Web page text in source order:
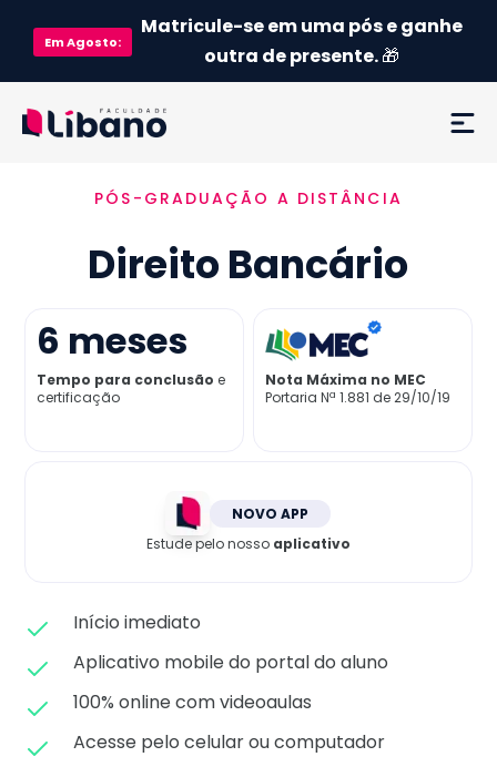
EmAgosto:
Matricule-se em uma pós e ganhe
outra de presente.🎁
Ementa
Como funciona
Credenciamento MEC
Preço
PÓS-GRADUAÇÃO A DISTÂNCIA
Direito Bancário
6 meses
Tempo para conclusão e
certificação
Nota Máxima no MEC
Portaria Nª 1.881 de 29/10/19
NOVO APP
Estude pelo nosso aplicativo
Início imediato
Aplicativo mobile do portal do aluno
100% online com videoaulas
Acesse pelo celular ou computador